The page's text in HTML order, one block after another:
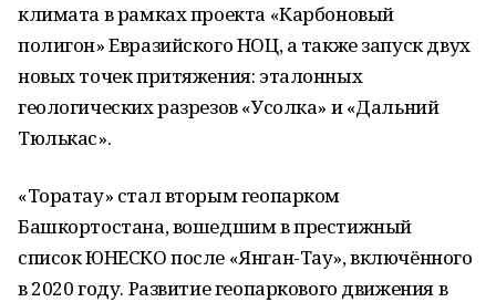
климата в рамках проекта «Карбоновый
полигон» Евразийского НОЦ, а также запуск двух
новых точек притяжения: эталонных
геологических разрезов «Усолка» и «Дальний
Тюлькас».
«Торатау» стал вторым геопарком
Башкортостана, вошедшим в престижный
список ЮНЕСКО после «Янган-Тау», включённого
в 2020 году. Развитие геопаркового движения в